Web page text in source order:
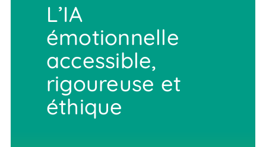
L’IA
émotionnelle
accessible,
rigoureuse et
éthique